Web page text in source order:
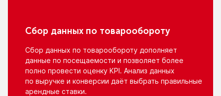
Сбор данных по товарообороту
Сбор данных по товарообороту дополняет
данные по посещаемости и позволяет более
полно провести оценку KPI. Анализ данных
по выручке и конверсии даёт выбрать правильные
арендные ставки.